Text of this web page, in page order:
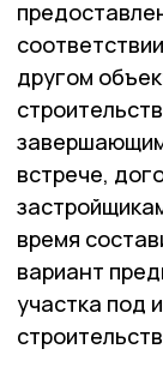
другом
встрече,
время
вариант
участка под